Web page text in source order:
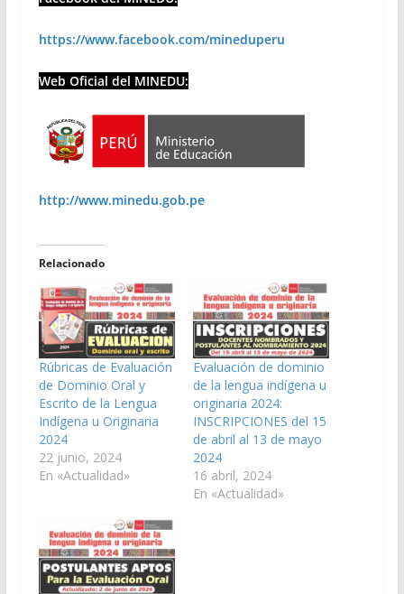
https://www.facebook.com/mineduperu
Web Oficial del MINEDU:
http://www.minedu.gob.pe
Relacionado
Rúbricas de Evaluación
de Dominio Oral y
Escrito de la Lengua
Indígena u Originaria
2024
22 junio, 2024
En «Actualidad»
Evaluación de dominio
de la lengua indígena u
originaria 2024:
INSCRIPCIONES del 15
de abril al 13 de mayo
2024
16 abril, 2024
En «Actualidad»